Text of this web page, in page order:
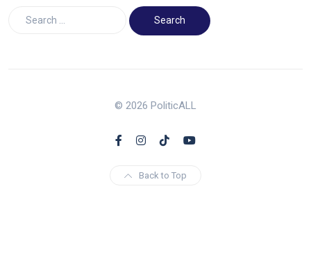
© 2026 PoliticALL
Back to Top